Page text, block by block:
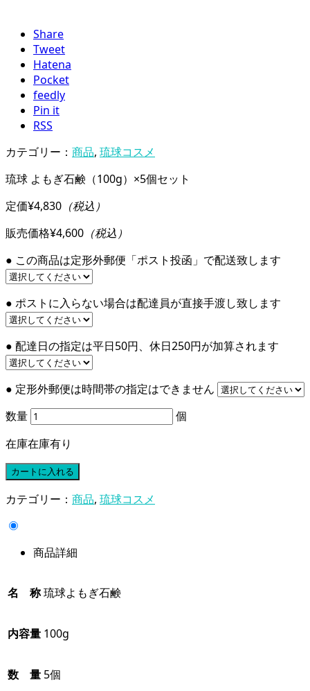
Share
Tweet
Hatena
Pocket
feedly
Pin it
RSS
カテゴリー： 商品, 琉球コスメ
琉球 よもぎ石鹸（100g）×5個セット
定価¥4,830 （税込）
販売価格¥4,600 （税込）
● この商品は定形外郵便「ポスト投函」で配送致します
● ポストに入らない場合は配達員が直接手渡し致します
● 配達日の指定は平日50円、休日250円が加算されます
● 定形外郵便は時間帯の指定はできません
数量
個
在庫在庫有り
カテゴリー： 商品, 琉球コスメ
商品詳細
名 称琉球よもぎ石鹸
内容量 100g
数 量 5個